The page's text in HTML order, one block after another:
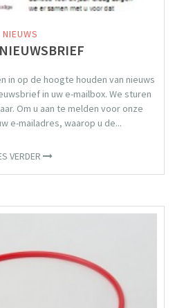
NIEUWS
in op de hoogte houden van nieuws
in uw e-mailbox. We sturen
Om u aan te melden voor onze
e-mailadres, waarop u de...
VERDER